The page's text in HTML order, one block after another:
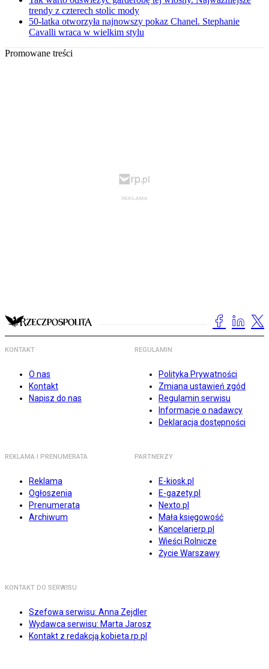
trendy z czterech stolic mody
50-latka otworzyła najnowszy pokaz Chanel. Stephanie
Cavalli wraca w wielkim stylu
Promowane treści
KONTAKT
O nas
Kontakt
Napisz do nas
REGULAMIN
Polityka Prywatności
Zmiana ustawień zgód
Regulamin serwisu
Informacje o nadawcy
Deklaracja dostępności
REKLAMA I PRENUMERATA
Reklama
Ogłoszenia
Prenumerata
Archiwum
PARTNERZY
E-kiosk.pl
E-gazety.pl
Nexto.pl
Mała księgowość
Kancelarierp.pl
Wieści Rolnicze
Życie Warszawy
KONTAKT DO SERWISU
Szefowa serwisu: Anna Zejdler
Wydawca serwisu: Marta Jarosz
Kontakt z redakcją kobieta.rp.pl